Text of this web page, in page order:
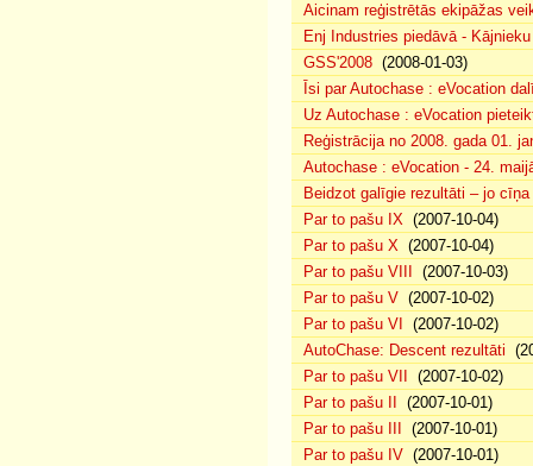
Aicinam reģistrētās ekipāžas
Enj Industries piedāvā -
GSS'2008 (2008-01-03)
Īsi par Autochase : eVocation
Uz Autochase : eVocation
Reģistrācija no 2008. gada 01.
Autochase : eVocation - 24.
Beidzot galīgie rezultāti – jo
Par to pašu IX (2007-10-04)
Par to pašu X (2007-10-04)
Par to pašu VIII
(2007-10-03)
Par to pašu V (2007-10-02)
Par to pašu VI
(2007-10-02)
AutoChase: Descent rezultāti
Par to pašu VII
(2007-10-02)
Par to pašu II
(2007-10-01)
Par to pašu III
(2007-10-01)
Par to pašu IV (2007-10-01)